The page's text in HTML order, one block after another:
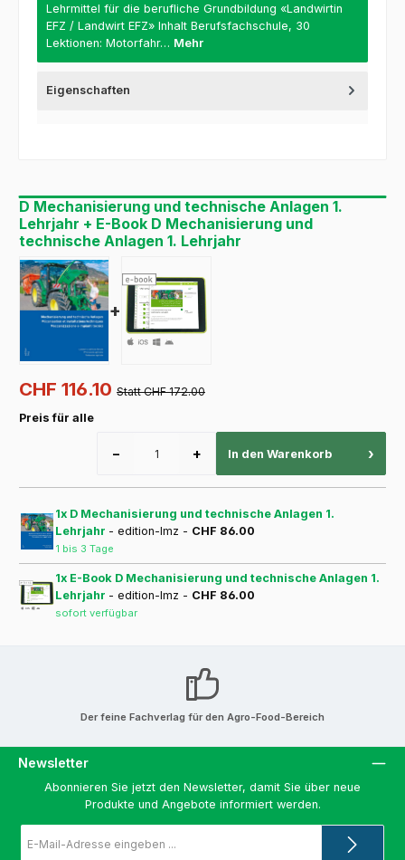
Lehrmittel für die berufliche Grundbildung «Landwirtin
EFZ / Landwirt EFZ» Inhalt Berufsfachschule, 30
Lektionen: Motorfahr… Mehr
Eigenschaften
D Mechanisierung und technische Anlagen 1.
Lehrjahr + E-Book D Mechanisierung und
technische Anlagen 1. Lehrjahr
+
CHF 116.10 Statt CHF 172.00
Preis für alle
− + In den Warenkorb ›
1x D Mechanisierung und technische Anlagen 1.
Lehrjahr - edition-lmz - CHF 86.00
1 bis 3 Tage
1x E-Book D Mechanisierung und technische Anlagen 1.
Lehrjahr - edition-lmz - CHF 86.00
sofort verfügbar
Der feine Fachverlag für den Agro-Food-Bereich
Newsletter
Abonnieren Sie jetzt den Newsletter, damit Sie über neue
Produkte und Angebote informiert werden.
Mail-